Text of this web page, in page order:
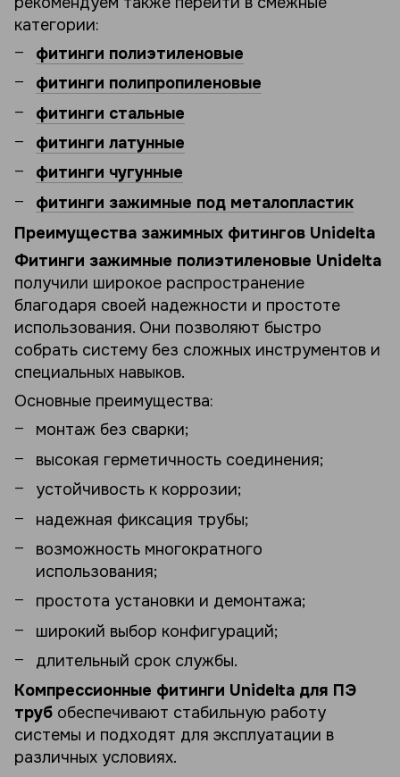
категории:
фитинги полиэтиленовые
фитинги полипропиленовые
фитинги стальные
фитинги латунные
фитинги чугунные
фитинги зажимные под металопластик
Преимущества зажимных фитингов Unidelta
Фитинги зажимные полиэтиленовые Unidelta
получили широкое распространение
благодаря своей надежности и простоте
использования. Они позволяют быстро
собрать систему без сложных инструментов и
специальных навыков.
Основные преимущества:
монтаж без сварки;
высокая герметичность соединения;
устойчивость к коррозии;
надежная фиксация трубы;
возможность многократного
использования;
простота установки и демонтажа;
широкий выбор конфигураций;
длительный срок службы.
Компрессионные фитинги Unidelta для ПЭ
труб обеспечивают стабильную работу
системы и подходят для эксплуатации в
различных условиях.